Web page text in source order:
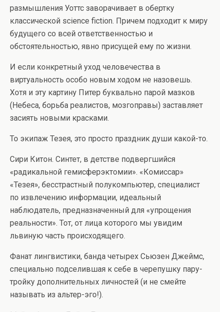
размышления Уоттс заворачивает в обертку
классической science fiction. Причем подходит к миру
будущего со всей ответственностью и
обстоятельностью, явно присущей ему по жизни.
И если конкретный уход человечества в
виртуальность особо новым ходом не назовешь.
Хотя и эту картину Питер буквально парой мазков
(Небеса, борьба реалистов, мозгоправы) заставляет
засиять новыми красками.
То экипаж Тезея, это просто праздник души какой-то.
Сири Китон. Синтет, в детстве подвергшийся
«радикальной гемисферэктомии». «Комиссар»
«Тезея», бесстрастный полукомпьютер, специалист
по извлечению информации, идеальный
наблюдатель, предназначенный для «упрощения
реальности». Тот, от лица которого мы увидим
львиную часть происходящего.
Фанат лингвистики, банда четырех Сьюзен Джеймс,
специально подселившая к себе в черепушку пару-
тройку дополнительных личностей (и не смейте
называть из альтер-эго!).